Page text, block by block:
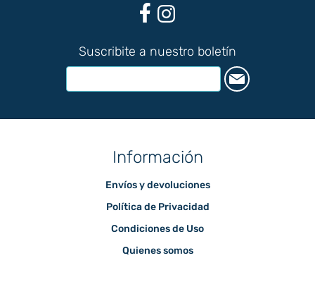
Suscribite a nuestro boletín
Información
Envíos y devoluciones
Política de Privacidad
Condiciones de Uso
Quienes somos